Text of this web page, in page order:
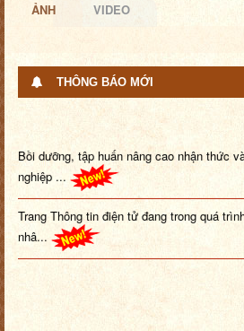
ẢNH VIDEO
THÔNG BÁO MỚI
Bồi dưỡng, tập huấn nâng cao nhận thức
nghiệp ...
Trang Thông tin điện tử đang trong quá
nhâ...